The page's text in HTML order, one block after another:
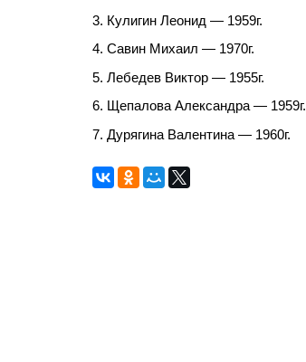
3. Кулигин Леонид — 1959г.
4. Савин Михаил — 1970г.
5. Лебедев Виктор — 1955г.
6. Щепалова Александра — 1959г.
7. Дурягина Валентина — 1960г.